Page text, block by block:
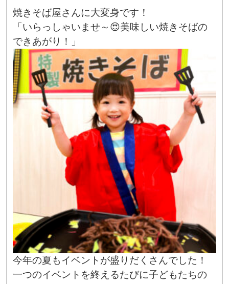
焼きそば屋さんに大変身です！
「いらっしゃいませ～😍美味しい焼きそばの
できあがり！」
今年の夏もイベントが盛りだくさんでした！
一つのイベントを終えるたびに子どもたちの